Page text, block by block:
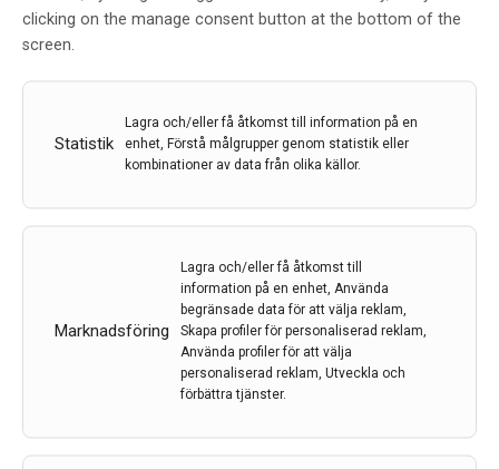
clicking on the manage consent button at the bottom of the
screen.
Statistik
Lagra och/eller få åtkomst till information på en
enhet, Förstå målgrupper genom statistik eller
kombinationer av data från olika källor.
Marknadsföring
Lagra och/eller få åtkomst till
information på en enhet, Använda
begränsade data för att välja reklam,
Skapa profiler för personaliserad reklam,
Använda profiler för att välja
personaliserad reklam, Utveckla och
förbättra tjänster.
med disaggregera amyloida plack som leder till
mellan Umeå universitet och Rijeka University i
Kroatien.
Nanopartikel som kan motverka
Alzheimer och Parkinson